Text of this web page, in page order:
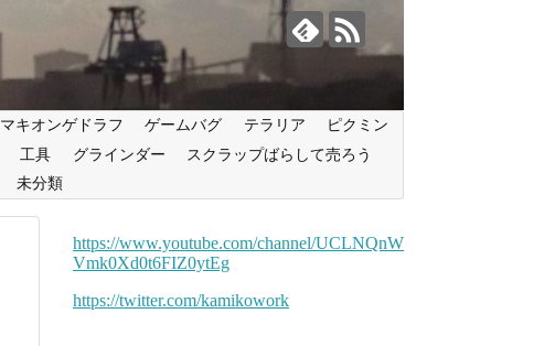
マキオンゲドラフ ゲームバグ テラリア
ピクミン
工具 グラインダー
スクラップばらして売ろう
未分類
https://www.youtube.com/channel/UCLNQnW
Vmk0Xd0t6FIZ0ytEg
https://twitter.com/kamikowork